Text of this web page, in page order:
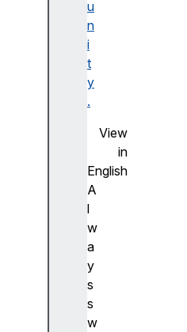
u
n
i
t
y
.
View
in
English
A
l
w
a
y
s
s
w